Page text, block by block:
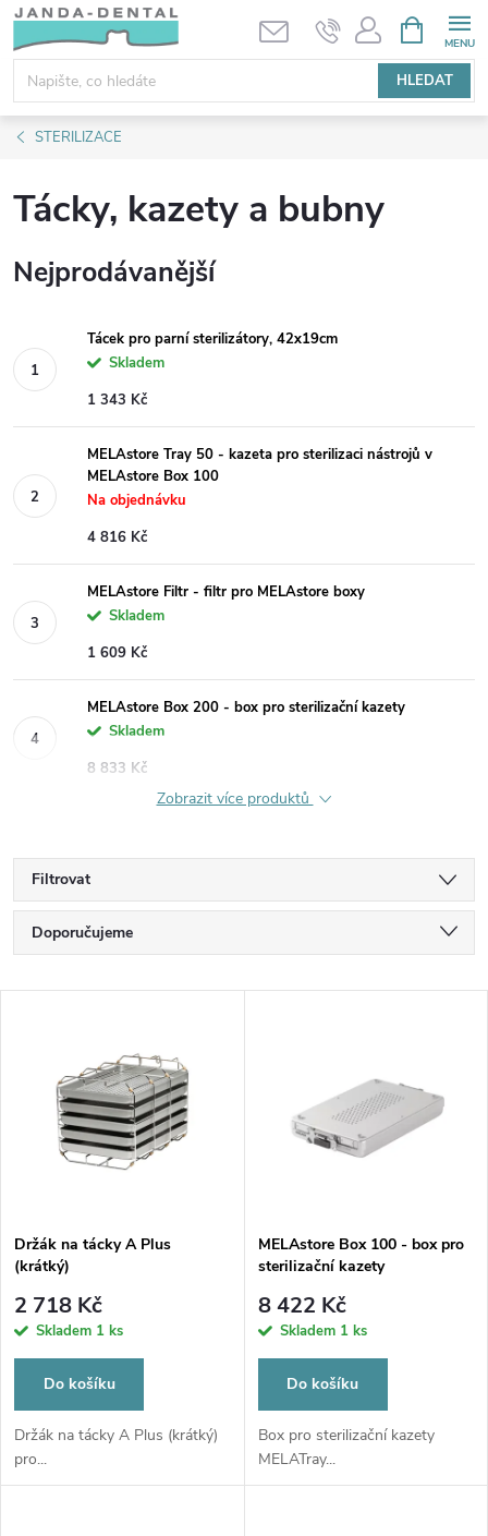
Přejít
obsah
HLEDAT
NÁKUPNÍ
KOŠÍK
STERILIZACE
Tácky, kazety a bubny
Nejprodávanější
Tácek pro parní sterilizátory, 42x19cm
Skladem
1 343 Kč
MELAstore Tray 50 - kazeta pro sterilizaci nástrojů v
MELAstore Box 100
Na objednávku
4 816 Kč
MELAstore Filtr - filtr pro MELAstore boxy
Skladem
1 609 Kč
MELAstore Box 200 - box pro sterilizační kazety
Skladem
8 833 Kč
Zobrazit více produktů
Filtrovat
Ř
a
p
r
o
d
u
Doporučujeme
Nejprodávanější
Abecedně
s
p
r
o
d
u
Držák na tácky A Plus
(krátký)
2 718 Kč
Skladem 1 ks
Do košíku
Držák na tácky A Plus (krátký)
pro...
MELAstore Box 100 - box pro
sterilizační kazety
8 422 Kč
Skladem 1 ks
Do košíku
Box pro sterilizační kazety
MELATray...